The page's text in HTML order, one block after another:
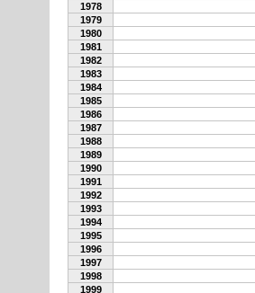
1978
1979
1980
1981
1982
1983
1984
1985
1986
1987
1988
1989
1990
1991
1992
1993
1994
1995
1996
1997
1998
1999